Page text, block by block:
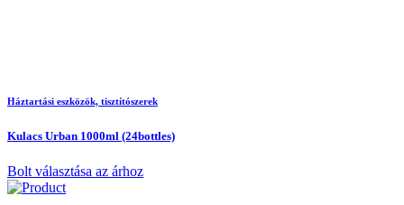
Háztartási eszközök, tisztítószerek
Kulacs Urban 1000ml (24bottles)
Bolt választása az árhoz